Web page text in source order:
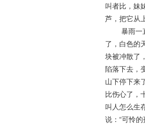
叫者比，妹
芦，把它从
暴雨一直
了，白色的
块被冲散了
陷落下去，
山下停下来
比伤心了，
叫人怎么生
说：“可怜